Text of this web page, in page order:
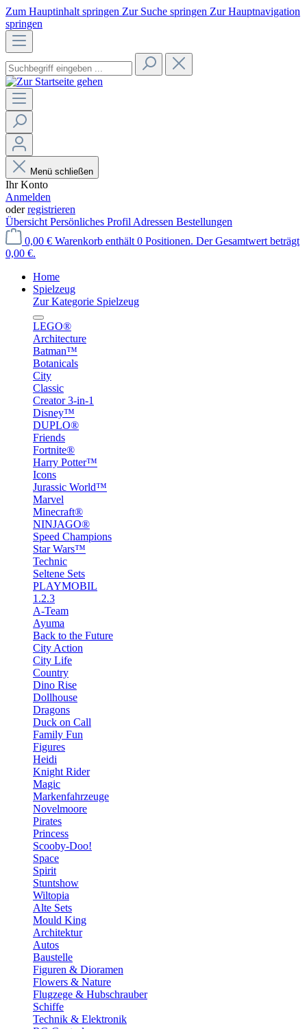
Zum Hauptinhalt springen Zur Suche springen Zur Hauptnavigation
springen
Menü schließen
Ihr Konto
Anmelden
oderregistrieren
Übersicht Persönliches Profil Adressen Bestellungen
0,00 € Warenkorb enthält 0 Positionen. Der Gesamtwert beträgt
0,00 €.
Home
Spielzeug
Zur Kategorie Spielzeug
LEGO®
Architecture
Batman™
Botanicals
City
Classic
Creator 3-in-1
Disney™
DUPLO®
Friends
Fortnite®
Harry Potter™
Icons
Jurassic World™
Marvel
Minecraft®
NINJAGO®
Speed Champions
Star Wars™
Technic
Seltene Sets
PLAYMOBIL
1.2.3
A-Team
Ayuma
Back to the Future
City Action
City Life
Country
Dino Rise
Dollhouse
Dragons
Duck on Call
Family Fun
Figures
Heidi
Knight Rider
Magic
Markenfahrzeuge
Novelmoore
Pirates
Princess
Scooby-Doo!
Space
Spirit
Stuntshow
Wiltopia
Alte Sets
Mould King
Architektur
Autos
Baustelle
Figuren & Dioramen
Flowers & Nature
Flugzege & Hubschrauber
Schiffe
Technik & Elektronik